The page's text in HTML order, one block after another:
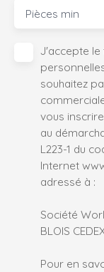
Pièces min
J'accepte
souhaitez
vous
au
L223-1 du
Internet
adressé à :
Société
BLOIS
Pour en